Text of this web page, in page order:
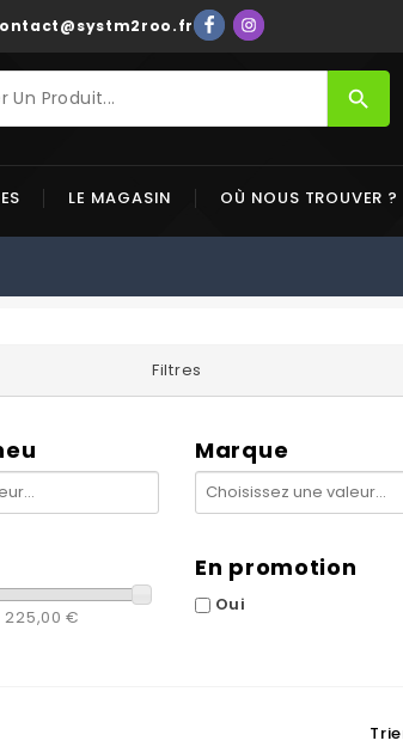
search
LE MAGASIN OÙ NOUS TROUVER ?
Filtres
Marque
€
En promotion
Oui